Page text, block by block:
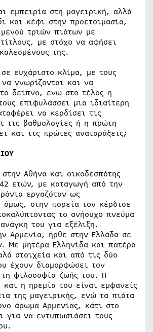
εμπειρία στη μαγειρική, αλλά
και κέφι στην προετοιμασία,
τριών πιάτων με
τίτλους, με στόχο να αφήσει
της.
ευχάριστο κλίμα, με τους
γνωρίζονται και να
δείπνο, ενώ στο τέλος η
επιφυλάσσει μια ιδιαίτερη
να κερδίσει τις
τις βαθμολογίες ή η πρώτη
και τις πρώτες αναταράξεις;
Αθήνα και οικοδεσπότης
ετών, με καταγωγή από την
εργαζόταν ως
όμως, στην πορεία τον κέρδισε
το ανήσυχο πνεύμα
του για εξέλιξη.
Αρμενία, ήρθε στην Ελλάδα σε
Με μητέρα Ελληνίδα και πατέρα
στοιχεία και από τις δύο
έχουν διαμορφώσει τον
τη φιλοσοφία ζωής του. Η
και η ηρεμία του είναι εμφανείς
της μαγειρικής, ενώ τα πιάτα
άρωμα Αρμενίας, κάτι στο
για να εντυπωσιάσει τους